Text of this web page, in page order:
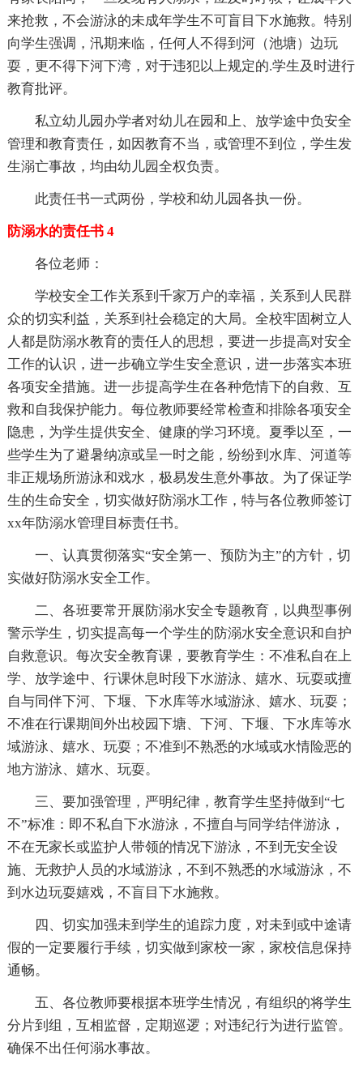
来抢救，不会游泳的未成年学生不可盲目下水施救。特别
向学生强调，汛期来临，任何人不得到河（池塘）边玩
耍，更不得下河下湾，对于违犯以上规定的.学生及时进行
教育批评。
私立幼儿园办学者对幼儿在园和上、放学途中负安全
管理和教育责任，如因教育不当，或管理不到位，学生发
生溺亡事故，均由幼儿园全权负责。
此责任书一式两份，学校和幼儿园各执一份。
防溺水的责任书 4
各位老师：
学校安全工作关系到千家万户的幸福，关系到人民群
众的切实利益，关系到社会稳定的大局。全校牢固树立人
人都是防溺水教育的责任人的思想，要进一步提高对安全
工作的认识，进一步确立学生安全意识，进一步落实本班
各项安全措施。进一步提高学生在各种危情下的自救、互
救和自我保护能力。每位教师要经常检查和排除各项安全
隐患，为学生提供安全、健康的学习环境。夏季以至，一
些学生为了避暑纳凉或呈一时之能，纷纷到水库、河道等
非正规场所游泳和戏水，极易发生意外事故。为了保证学
生的生命安全，切实做好防溺水工作，特与各位教师签订
xx年防溺水管理目标责任书。
一、认真贯彻落实“安全第一、预防为主”的方针，切
实做好防溺水安全工作。
二、各班要常开展防溺水安全专题教育，以典型事例
警示学生，切实提高每一个学生的防溺水安全意识和自护
自救意识。每次安全教育课，要教育学生：不准私自在上
学、放学途中、行课休息时段下水游泳、嬉水、玩耍或擅
自与同伴下河、下堰、下水库等水域游泳、嬉水、玩耍；
不准在行课期间外出校园下塘、下河、下堰、下水库等水
域游泳、嬉水、玩耍；不准到不熟悉的水域或水情险恶的
地方游泳、嬉水、玩耍。
三、要加强管理，严明纪律，教育学生坚持做到“七
不”标准：即不私自下水游泳，不擅自与同学结伴游泳，
不在无家长或监护人带领的情况下游泳，不到无安全设
施、无救护人员的水域游泳，不到不熟悉的水域游泳，不
到水边玩耍嬉戏，不盲目下水施救。
四、切实加强未到学生的追踪力度，对未到或中途请
假的一定要履行手续，切实做到家校一家，家校信息保持
通畅。
五、各位教师要根据本班学生情况，有组织的将学生
分片到组，互相监督，定期巡逻；对违纪行为进行监管。
确保不出任何溺水事故。